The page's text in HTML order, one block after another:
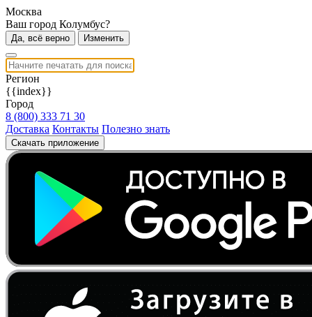
Москва
Ваш город Колумбус?
Да, всё верно Изменить
Регион
{{index}}
Город
8 (800) 333 71 30
Доставка Контакты Полезно знать
Скачать приложение